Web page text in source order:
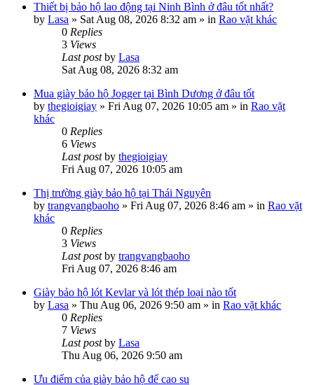
Thiết bị bảo hộ lao động tại Ninh Bình ở đâu tốt nhất?
by Lasa » Sat Aug 08, 2026 8:32 am » in Rao vặt khác
0 Replies
3 Views
Last postby Lasa
Sat Aug 08, 2026 8:32 am
Mua giày bảo hộ Jogger tại Bình Dương ở đâu tốt
by thegioigiay » Fri Aug 07, 2026 10:05 am » in Rao vặt
khác
0 Replies
6 Views
Last postby thegioigiay
Fri Aug 07, 2026 10:05 am
Thị trường giày bảo hộ tại Thái Nguyên
by trangvangbaoho » Fri Aug 07, 2026 8:46 am » in Rao vặt
khác
0 Replies
3 Views
Last postby trangvangbaoho
Fri Aug 07, 2026 8:46 am
Giày bảo hộ lót Kevlar và lót thép loại nào tốt
by Lasa » Thu Aug 06, 2026 9:50 am » in Rao vặt khác
0 Replies
7 Views
Last postby Lasa
Thu Aug 06, 2026 9:50 am
Ưu điểm của giày bảo hộ đế cao su